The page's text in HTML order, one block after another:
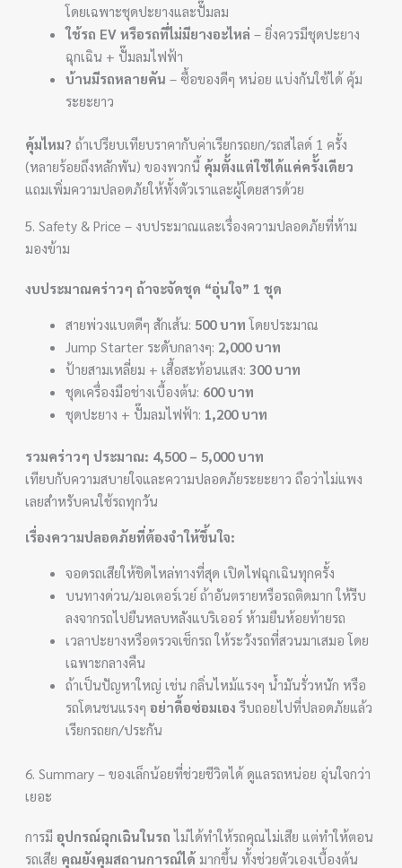
โดยเฉพาะชุดปะยางและปั๊มลม
ใช้รถ EV หรือรถที่ไม่มียางอะไหล่ – ยิ่งควรมีชุดปะยาง
ฉุกเฉิน + ปั๊มลมไฟฟ้า
บ้านมีรถหลายคัน – ซื้อของดีๆ หน่อย แบ่งกันใช้ได้ คุ้ม
ระยะยาว
คุ้มไหม? ถ้าเปรียบเทียบราคากับค่าเรียกรถยก/รถสไลด์ 1 ครั้ง
(หลายร้อยถึงหลักพัน) ของพวกนี้ คุ้มตั้งแต่ใช้ได้แค่ครั้งเดียว
แถมเพิ่มความปลอดภัยให้ทั้งตัวเราและผู้โดยสารด้วย
5. Safety & Price – งบประมาณและเรื่องความปลอดภัยที่ห้าม
มองข้าม
งบประมาณคร่าวๆ ถ้าจะจัดชุด “อุ่นใจ” 1 ชุด
สายพ่วงแบตดีๆ สักเส้น: 500 บาท โดยประมาณ
Jump Starter ระดับกลางๆ: 2,000 บาท
ป้ายสามเหลี่ยม + เสื้อสะท้อนแสง:300 บาท
ชุดเครื่องมือช่างเบื้องต้น: 600 บาท
ชุดปะยาง + ปั๊มลมไฟฟ้า: 1,200 บาท
รวมคร่าวๆ ประมาณ: 4,500 – 5,000 บาท
เทียบกับความสบายใจและความปลอดภัยระยะยาว ถือว่าไม่แพง
เลยสำหรับคนใช้รถทุกวัน
เรื่องความปลอดภัยที่ต้องจำให้ขึ้นใจ:
จอดรถเสียให้ชิดไหล่ทางที่สุด เปิดไฟฉุกเฉินทุกครั้ง
บนทางด่วน/มอเตอร์เวย์ ถ้าอันตรายหรือรถติดมาก ให้รีบ
ลงจากรถไปยืนหลบหลังแบริเออร์ ห้ามยืนห้อยท้ายรถ
เวลาปะยางหรือตรวจเช็กรถ ให้ระวังรถที่สวนมาเสมอ โดย
เฉพาะกลางคืน
ถ้าเป็นปัญหาใหญ่ เช่น กลิ่นไหม้แรงๆ น้ำมันรั่วหนัก หรือ
รถโดนชนแรงๆอย่าดื้อซ่อมเอง รีบถอยไปที่ปลอดภัยแล้ว
เรียกรถยก/ประกัน
6. Summary – ของเล็กน้อยที่ช่วยชีวิตได้ ดูแลรถหน่อย อุ่นใจกว่า
เยอะ
การมีอุปกรณ์ฉุกเฉินในรถ ไม่ได้ทำให้รถคุณไม่เสีย แต่ทำให้ตอน
รถเสีย คุณยังคุมสถานการณ์ได้ มากขึ้น ทั้งช่วยตัวเองเบื้องต้น